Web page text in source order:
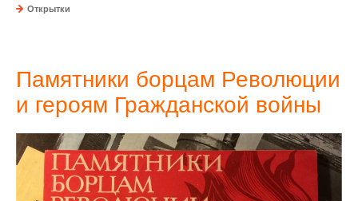
Открытки
Памятники борцам Революции
и героям Гражданской войны